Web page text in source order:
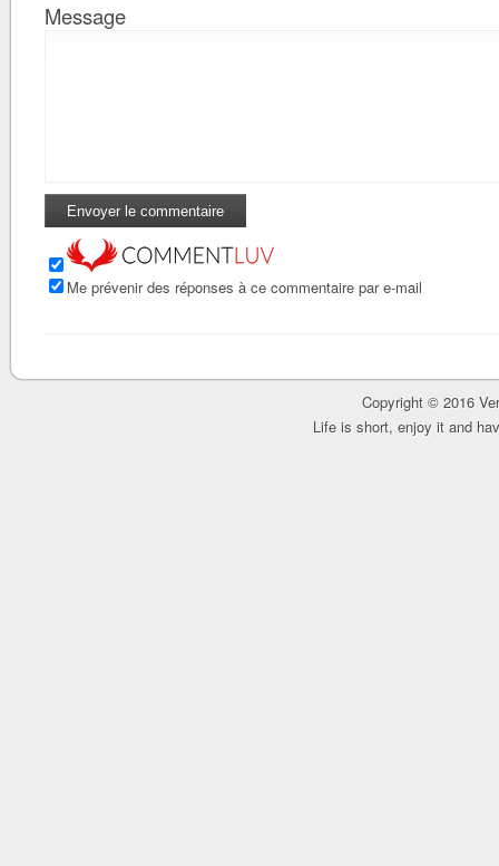
Message
Me prévenir des réponses à ce commentaire par e-mail
Copyright © 2016
Life is short, enjoy it and